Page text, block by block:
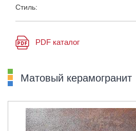
Стиль:
PDF каталог
Матовый керамогранит